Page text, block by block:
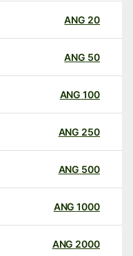
20
ANG
50
ANG
100
ANG
250
ANG
500
ANG
1000
ANG
2000
ANG